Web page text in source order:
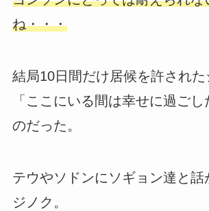
ね・・・
結局10日間だけ居候を許された
「ここにいる間は幸せに過ご
のだった。
テウやソドンにソギョン達と話
ジノク。